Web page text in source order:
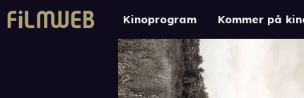
Kinoprogram Kommer på